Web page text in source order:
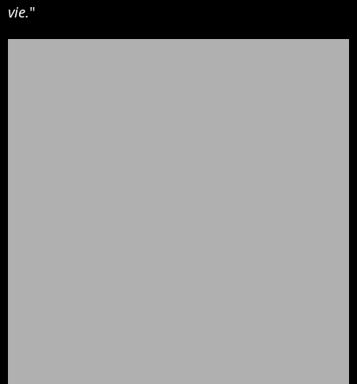
vie."